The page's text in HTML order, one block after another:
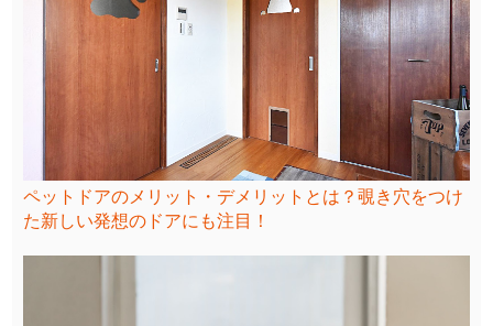
ペットドアのメリット・デメリットとは？覗き穴をつけ
た新しい発想のドアにも注目！